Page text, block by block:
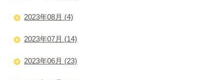
2023年08月 (4)
2023年07月 (14)
2023年06月 (23)